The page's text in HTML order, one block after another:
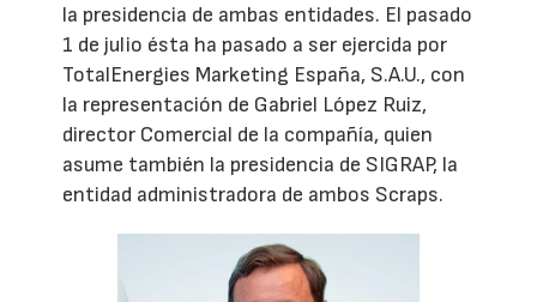
la presidencia de ambas entidades. El pasado
1 de julio ésta ha pasado a ser ejercida por
TotalEnergies Marketing España, S.A.U., con
la representación de Gabriel López Ruiz,
director Comercial de la compañía, quien
asume también la presidencia de SIGRAP, la
entidad administradora de ambos Scraps.